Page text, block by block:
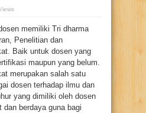
memiliki Tri dharma
Penelitian dan
Baik untuk dosen yang
maupun yang belum.
merupakan salah satu
dosen terhadap ilmu dan
yang dimiliki oleh dosen
dan berdaya guna bagi